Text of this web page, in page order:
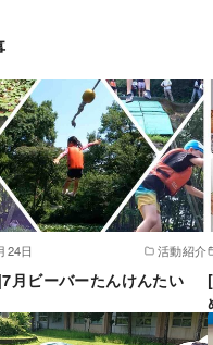
24日 活動紹介
月ビーバーたんけんたい